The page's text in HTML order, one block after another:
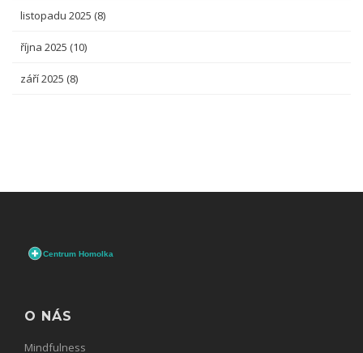
listopadu 2025 (8)
října 2025 (10)
září 2025 (8)
O NÁS
Mindfulness